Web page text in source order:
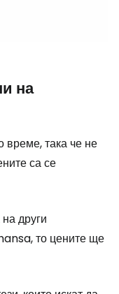
на
така че не
са се
други
то цените ще